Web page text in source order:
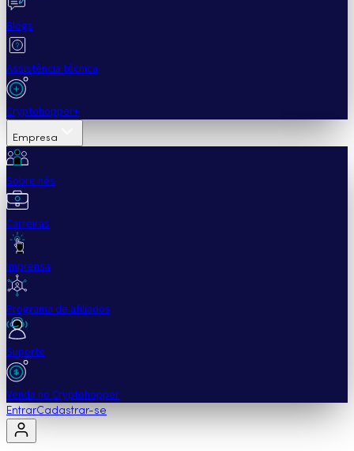
Blogs
Assistência técnica
Cryptohopper+
Empresa
Sobre nós
Carreiras
Imprensa
Programa de afiliados
Suporte
Venda no Cryptohopper
EntrarCadastrar-se